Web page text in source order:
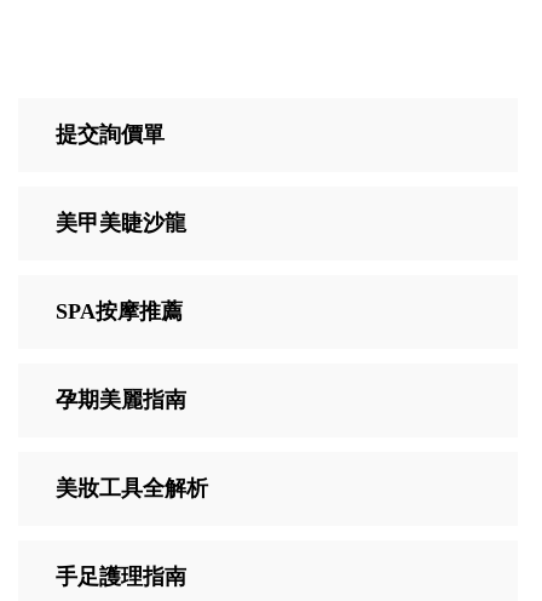
提交詢價單
美甲美睫沙龍
SPA按摩推薦
孕期美麗指南
美妝工具全解析
手足護理指南